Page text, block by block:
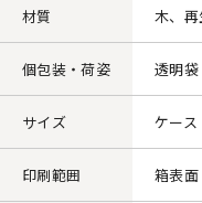
材質 木、
個包装・荷姿 透明袋
サイズ ケー
印刷範囲 箱表面